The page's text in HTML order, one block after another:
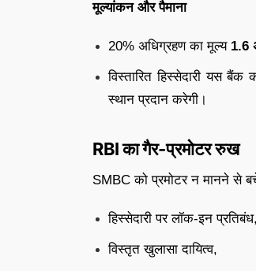
मूल्यांकन और पैमाना
20% अधिग्रहण का मूल्य 1.6
विस्तारित हिस्सेदारी यस
स्थान प्रदान करेगी।
RBI का गैर-प्रमोटर रुख
SMBC को प्रमोटर न मानने से
हिस्सेदारी पर लॉक-इन प्रतिबंध,
विस्तृत खुलासा दायित्व,